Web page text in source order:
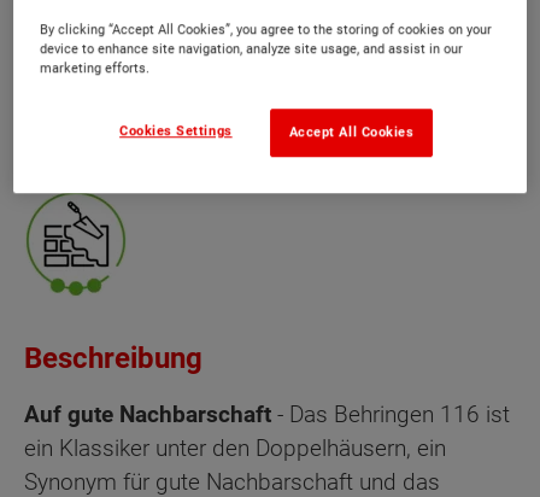
Beschreibung
Auf gute Nachbarschaft - Das Behringen 116 ist
ein Klassiker unter den Doppelhäusern, ein
Synonym für gute Nachbarschaft und das
By clicking “Accept All Cookies”, you agree to the storing of cookies on your
device to enhance site navigation, analyze site usage, and assist in our
marketing efforts.
Accept All Cookies
Cookies Settings